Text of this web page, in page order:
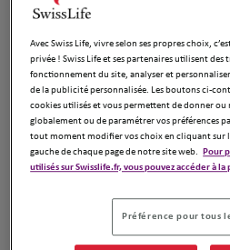
426 m
Ouvert 09:00 -
Julien COLOMBA
2 Rue de Saint Roch
42300 Roanne
Fermé
Avec Swiss Life, vivre selon ses propres choix,
privée ! Swiss Life et ses partenaires utilisent des
fonctionnement du site, analyser et
de la publicité personnalisée. Les boutons ci-
cookies utilisés et vous permettent de donner
globalement ou de paramétrer vos préférences
tout moment modifier vos choix en cliquant sur
gauche de chaque page de notre site web. Pour
utilisés sur Swisslife.fr, vous pouvez accéder à
Préférence pour tous